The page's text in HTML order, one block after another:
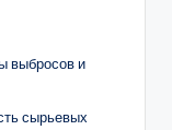
выбросов и
сырьевых